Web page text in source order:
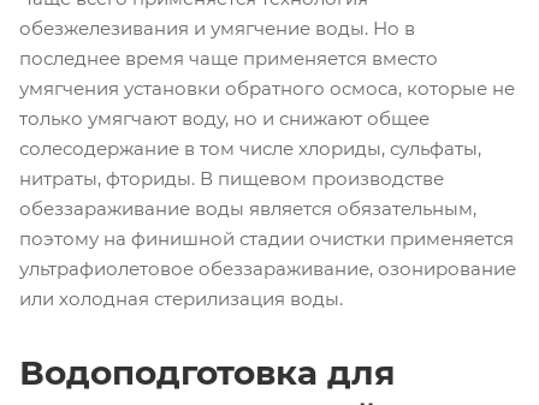
обезжелезивания и умягчение воды. Но в
последнее время чаще применяется вместо
умягчения установки обратного осмоса, которые не
только умягчают воду, но и снижают общее
солесодержание в том числе хлориды, сульфаты,
нитраты, фториды. В пищевом производстве
обеззараживание воды является обязательным,
поэтому на финишной стадии очистки применяется
ультрафиолетовое обеззараживание, озонирование
или холодная стерилизация воды.
Водоподготовка для